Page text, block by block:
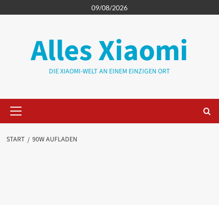
Inhalt
09/08/2026
Alles Xiaomi
DIE XIAOMI-WELT AN EINEM EINZIGEN ORT
Menü
START 90W AUFLADEN